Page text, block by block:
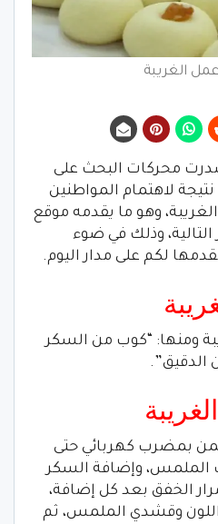
الغريبة
محركات البحث على
لاهتمام المواطنين
وهو ما يقدمه موقع
وذلك في ضوء
لكم على مدار اليوم.
ومنها: “كوب من السكر
الدقيق”.
بمضرب كهربائي حتى
الملمس، وإضافة السكر
الخفق بعد كل إضافة،
وقشدي الملمس، ثم